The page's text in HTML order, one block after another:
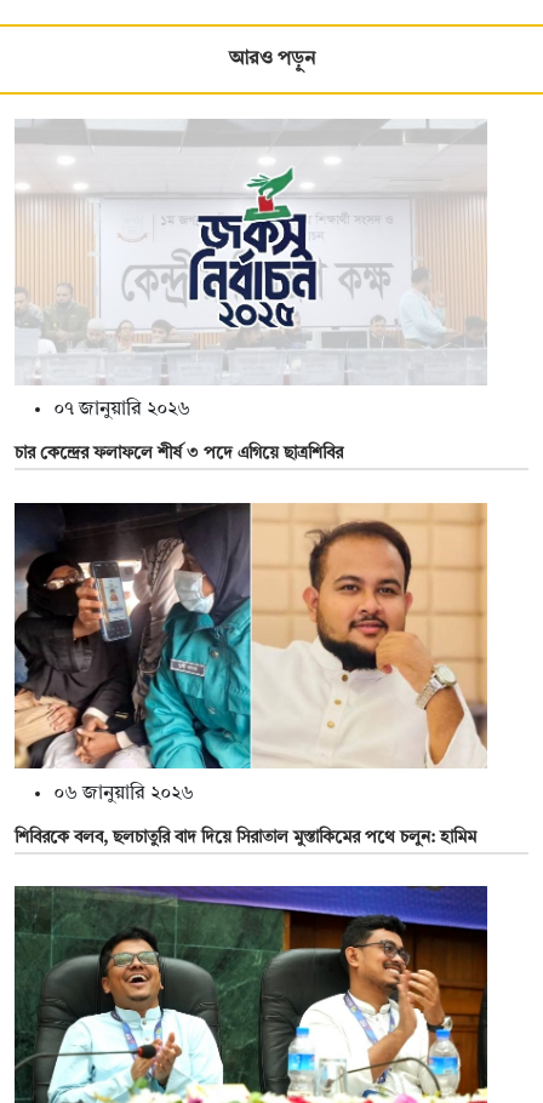
আরও পড়ুন
০৭ জানুয়ারি ২০২৬
চার কেন্দ্রের ফলাফলে শীর্ষ ৩ পদে এগিয়ে ছাত্রশিবির
০৬ জানুয়ারি ২০২৬
শিবিরকে বলব, ছলচাতুরি বাদ দিয়ে সিরাতাল মুস্তাকিমের পথে চলুন: হামিম